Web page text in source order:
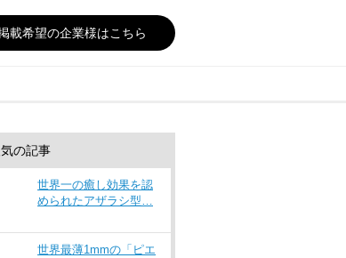
載希望の企業様はこちら
気の記事
世界一の癒し効果を認
められたアザラシ型…
世界最薄1mmの「ピエ